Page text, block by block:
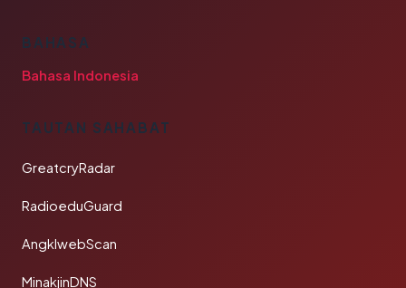
BAHASA
Bahasa Indonesia
TAUTAN SAHABAT
GreatcryRadar
RadioeduGuard
AngklwebScan
MinakjinDNS